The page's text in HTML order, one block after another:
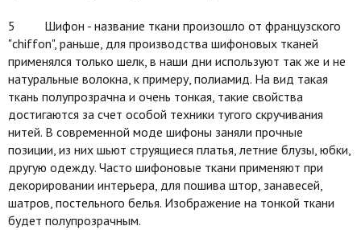
5 Шифон - название ткани произошло от французского
"chiffon", раньше, для производства шифоновых тканей
применялся только шелк, в наши дни используют так же и не
натуральные волокна, к примеру, полиамид. На вид такая
ткань полупрозрачна и очень тонкая, такие свойства
достигаются за счет особой техники тугого скручивания
нитей. В современной моде шифоны заняли прочные
позиции, из них шьют струящиеся платья, летние блузы, юбки,
другую одежду. Часто шифоновые ткани применяют при
декорировании интерьера, для пошива штор, занавесей,
шатров, постельного белья. Изображение на тонкой ткани
будет полупрозрачным.